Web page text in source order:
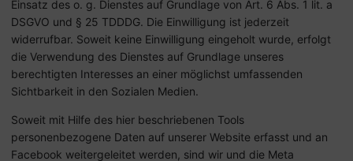
Einsatz des o. g. Dienstes auf Grundlage von Art. 6 Abs. 1 lit. a
DSGVO und § 25 TDDDG. Die Einwilligung ist jederzeit
widerrufbar. Soweit keine Einwilligung eingeholt wurde, erfolgt
die Verwendung des Dienstes auf Grundlage unseres
berechtigten Interesses an einer möglichst umfassenden
Sichtbarkeit in den Sozialen Medien.
Soweit mit Hilfe des hier beschriebenen Tools
personenbezogene Daten auf unserer Website erfasst und an
Facebook weitergeleitet werden, sind wir und die Meta